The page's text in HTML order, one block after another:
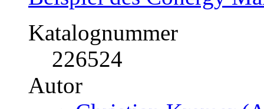
Katalognummer
228187
Autor
Julia Winona